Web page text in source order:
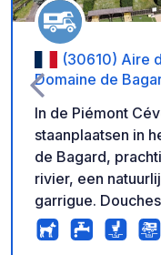
(30610) Aire
Domaine de
In de Piémont
staanplaatsen in
de Bagard,
rivier, een
garrigue. Douches, toiletten en
zwembad zijn
is optioneel. Elke